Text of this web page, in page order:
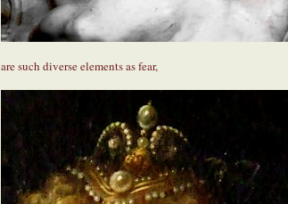
are such diverse elements as fear,